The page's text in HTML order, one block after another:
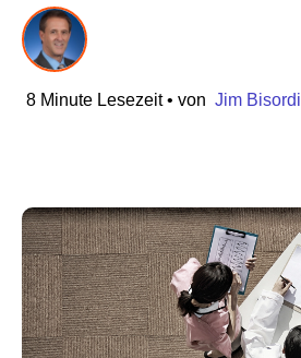
Produktion
Versicherungen
Technologie
Öffentlicher Sektor
Gesundheitswesen
8 Minute Lesezeit• von Jim Bisordi